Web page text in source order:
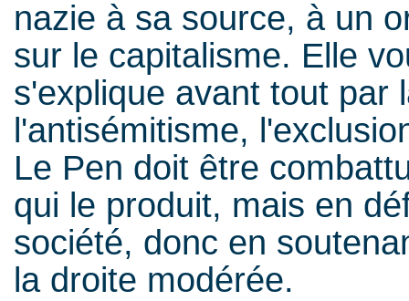
nazie à sa source, à un
sur le capitalisme. Elle
s'explique avant tout par
l'antisémitisme,
Le Pen doit être
qui le produit, mais en
société, donc en
la droite modérée.